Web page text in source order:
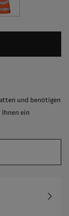
und benötigen
ein